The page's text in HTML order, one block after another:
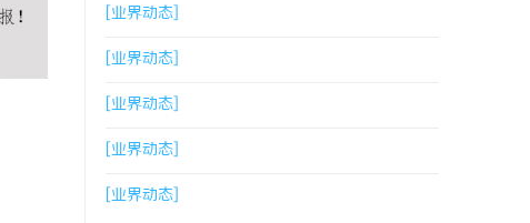
服务、优势与法律解析
[业界动态]
[业界动态]
[业界动态]
[业界动态]
[业界动态]